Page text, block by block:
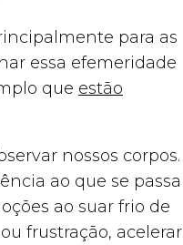
para as
essa efemeridade
que estão
nossos corpos.
ao que se passa
ao suar frio de
frustração, acelerar